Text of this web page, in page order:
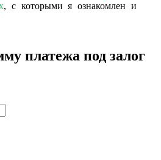
, с которыми я ознакомлен и
платежа под залог